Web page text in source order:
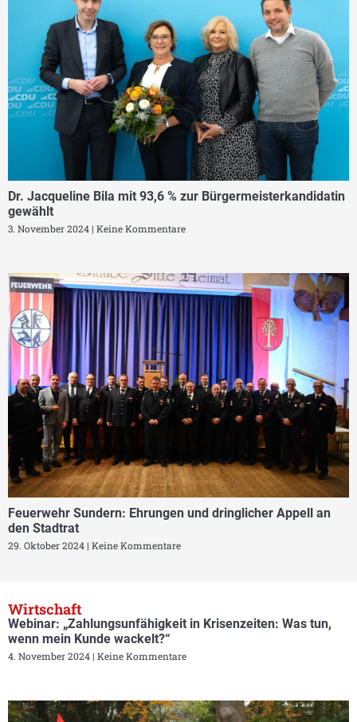
Dr. Jacqueline Bila mit 93,6 % zur Bürgermeisterkandidatin
gewählt
3. November 2024 Keine Kommentare
Feuerwehr Sundern: Ehrungen und dringlicher Appell an
den Stadtrat
29. Oktober 2024 Keine Kommentare
Wirtschaft
Webinar: „Zahlungsunfähigkeit in Krisenzeiten: Was tun,
wenn mein Kunde wackelt?“
4. November 2024 Keine Kommentare